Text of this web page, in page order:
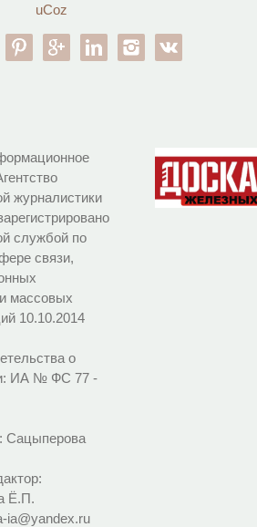
uCoz
facebookpinterestgoogle-pllinkedin instagram
журналистики
службой по
связи,
массовых
10.10.2014
о
ИА № ФС 77 -
Сацыперова
Ё.П.
ia@yandex.ru